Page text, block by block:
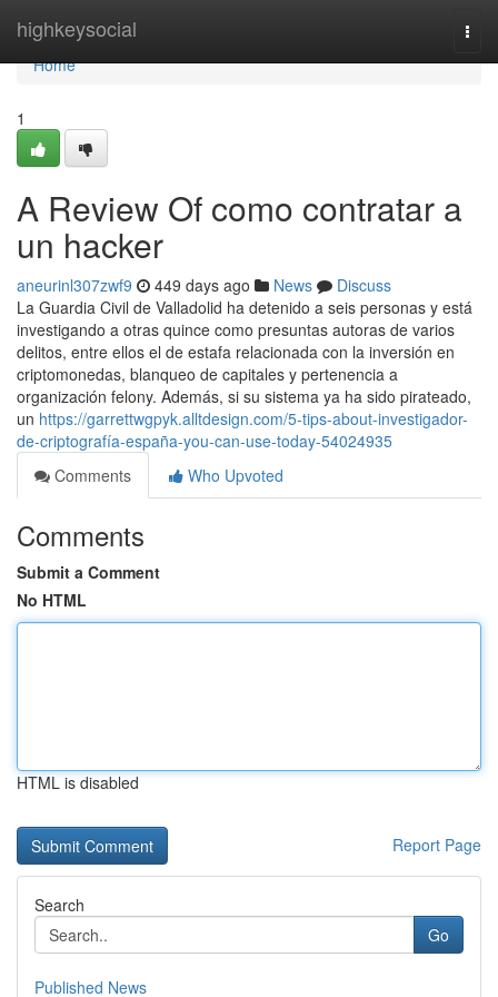
highkeysocial
Home
Home
1
A Review Of como contratar a
un hacker
aneurinl307zwf9 449 days ago News
Discuss
La Guardia Civil de Valladolid ha detenido a seis personas y está
investigando a otras quince como presuntas autoras de varios
delitos, entre ellos el de estafa relacionada con la inversión en
criptomonedas, blanqueo de capitales y pertenencia a
organización felony. Además, si su sistema ya ha sido pirateado,
un https://garrettwgpyk.alltdesign.com/5-tips-about-investigador-
de-criptografía-españa-you-can-use-today-54024935
Comments
Who Upvoted
Comments
Submit a Comment
No HTML
HTML is disabled
Report Page
Search
Go
Published News